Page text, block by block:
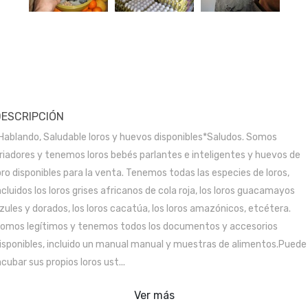
Saludable loros y huevos disponibles*Saludos. Somos
y tenemos loros bebés parlantes e inteligentes y huevos de
disponibles para la venta. Tenemos todas las especies de loros,
los loros grises africanos de cola roja, los loros guacamayos
y dorados, los loros cacatúa, los loros amazónicos, etcétera.
legítimos y tenemos todos los documentos y accesorios
incluido un manual manual y muestras de alimentos.Puede
sus propios loros ust...
Ver más